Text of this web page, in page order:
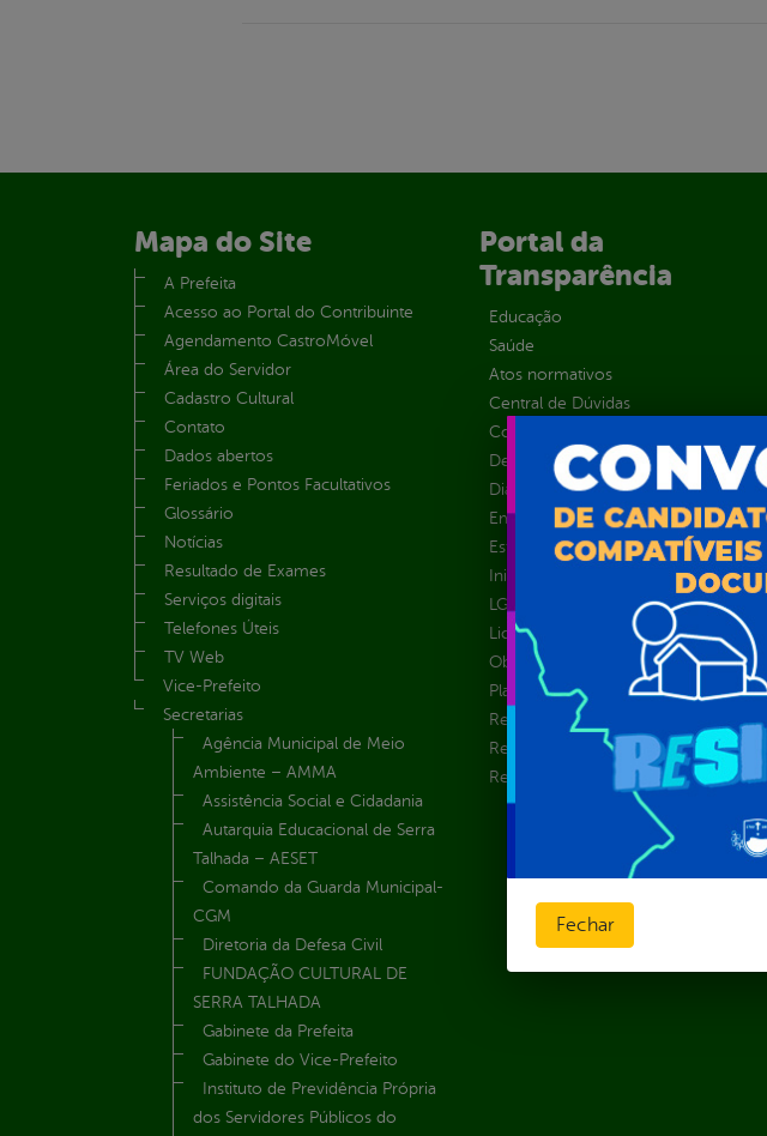
Mapa do Site
A Prefeita
Acesso ao Portal do Contribuinte
Agendamento CastroMóvel
Área do Servidor
Cadastro Cultural
Contato
Dados abertos
Feriados e Pontos Facultativos
Glossário
Notícias
Resultado de Exames
Serviços digitais
Telefones Úteis
TV Web
Vice-Prefeito
Secretarias
Agência Municipal de Meio
Ambiente – AMMA
Assistência Social e Cidadania
Autarquia Educacional de Serra
Talhada – AESET
Comando da Guarda Municipal-
CGM
Diretoria da Defesa Civil
FUNDAÇÃO CULTURAL DE
SERRA TALHADA
Gabinete da Prefeita
Gabinete do Vice-Prefeito
Instituto de Previdência Própria
dos Servidores Públicos do
Portal da
Transparência
Educação
Saúde
Atos normativos
Central de Dúvidas
Convênios e Transferências
Despesas
Diárias
Emendas parlamentares
Estrutura Organizacional
Inicio
LGPD e Governo Digital
Licitações e Contratos
Obras Públicas
Planejamento e Prestação de Contas
Receitas
Recursos Humanos
Renúncias de Receitas
Fechar